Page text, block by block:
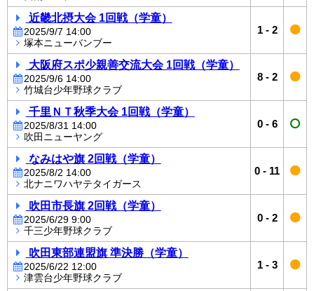
近畿北摂大会 1回戦（学童）
2025/9/7 14:00
塚本ニューバンブー
1- 2
大阪府スポ少親善交流大会 1回戦（学童）
2025/9/6 14:00
竹城台少年野球クラブ
8- 2
千里ＮＴ秋季大会 1回戦（学童）
2025/8/31 14:00
吹田ニューヤング
0- 6
なみはや旗 2回戦（学童）
2025/8/2 14:00
北ナニワハヤテタイガース
0 - 11
吹田市長旗 2回戦（学童）
2025/6/29 9:00
千三少年野球クラブ
0- 2
吹田東部連盟旗 準決勝（学童）
2025/6/22 12:00
津雲台少年野球クラブ
1- 3